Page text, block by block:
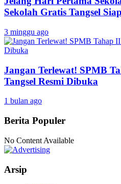
Sekolah Gratis Tangsel
3 minggu ago
Jangan Terlewat! SPMB
Tangsel Resmi Dibuka
1 bulan ago
Berita Populer
No Content Available
Arsip